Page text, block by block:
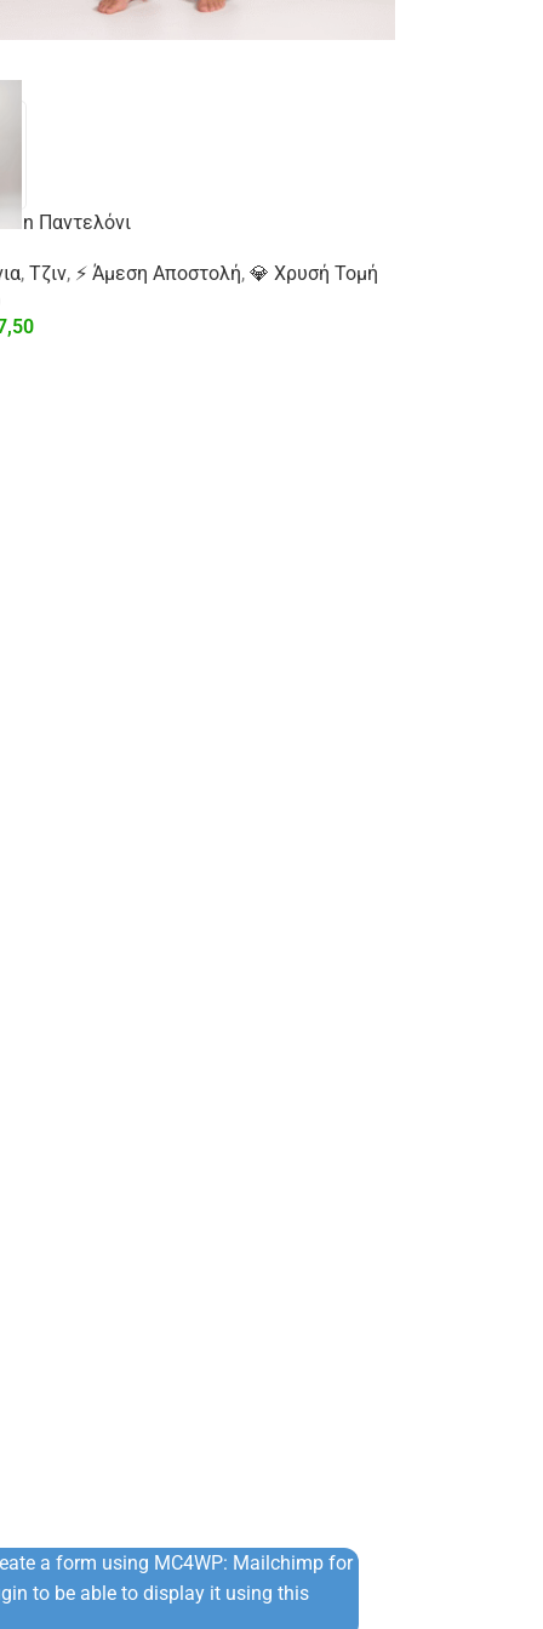
Παντελόνι
, Τζιν, ⚡ Άμεση Αποστολή, 💎 Χρυσή Τομή
a form using MC4WP: Mailchimp for
to be able to display it using this